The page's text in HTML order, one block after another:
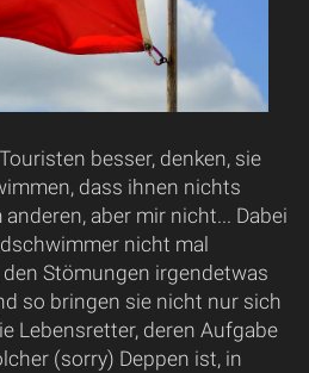
besser, denken, sie
dass ihnen nichts
aber mir nicht... Dabei
nicht mal
Stömungen irgendetwas
so bringen sie nicht nur sich
Lebensretter, deren Aufgabe
(sorry) Deppen ist, in